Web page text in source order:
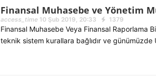
Finansal Muhasebe ve Yönetim
access_time 10 Şub 2019, 20:33 1379
Finansal Muhasebe Veya Finansal Raporlama
teknik sistem kurallara bağlıdır ve günümüzde